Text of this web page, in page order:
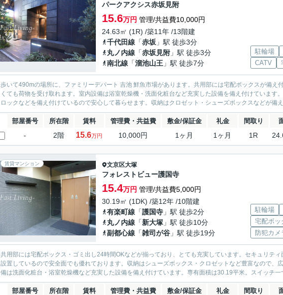
パークアクシス赤坂見附
15.6万円 管理/共益費10,000円
24.63㎡ (1R) /築11年 /13階建
千代田線 「赤坂 」駅 徒歩3分
丸ノ内線 「赤坂見附 」駅 徒歩3分
南北線 「溜池山王 」駅 徒歩7分
駐輪場
CATV
歩いて490mの場所に、ファミリーデパート 吉池 鮮魚市場があります。共用部には宅配ボックスが備え
くても荷物を受け取れます。室内設備は浴室乾燥機・洗面化粧台など充実した設備を備え付けています
ロックなどを備え付けているので安心して暮らせます。収納はクロゼット・シューズボックスなどが備
部屋番号 所在階 賃料 管理費・共益費 敷金/保証金 礼金 間取り
- 2階 15.6万円 10,000円 1ヶ月 1ヶ月 1R
賃貸マンション 文京区大塚
フォレストビュー護国寺
15.4万円 管理/共益費5,000円
30.19㎡ (1DK) /築12年 /10階建
有楽町線 「護国寺 」駅 徒歩2分
丸ノ内線 「新大塚 」駅 徒歩10分
副都心線 「雑司が谷 」駅 徒歩19分
駐輪場
宅配ボッ
防犯カメ
共用部には宅配ボックス・ゴミ出し24時間OKなどが揃っており、とても充実しています。セキュリテ
設置しているので安全面でも優れております。収納はシューズボックス・クロゼットなど豊富なので、
備は洗面化粧台・浴室乾燥機など充実した設備を備え付けています。専有面積は30.19平米。スイッチ一
部屋番号 所在階 賃料 管理費・共益費 敷金/保証金 礼金 間取り